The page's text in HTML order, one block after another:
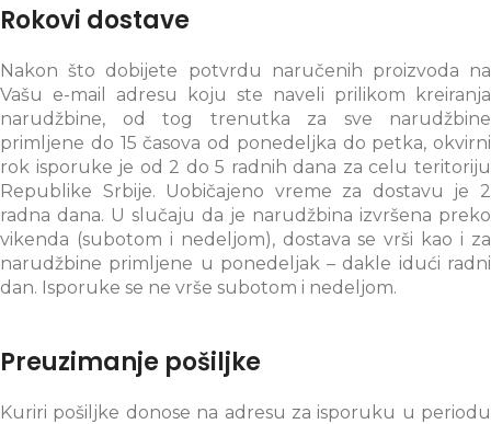
Rokovi dostave
Nakon što dobijete potvrdu naručenih proizvoda na
Vašu e-mail adresu koju ste naveli prilikom kreiranja
narudžbine, od tog trenutka za sve narudžbine
primljene do 15 časova od ponedeljka do petka, okvirni
rok isporuke je od 2 do 5 radnih dana za celu teritoriju
Republike Srbije. Uobičajeno vreme za dostavu je 2
radna dana. U slučaju da je narudžbina izvršena preko
vikenda (subotom i nedeljom), dostava se vrši kao i za
narudžbine primljene u ponedeljak – dakle idući radni
dan. Isporuke se ne vrše subotom i nedeljom.
Preuzimanje pošiljke
Kuriri pošiljke donose na adresu za isporuku u periodu